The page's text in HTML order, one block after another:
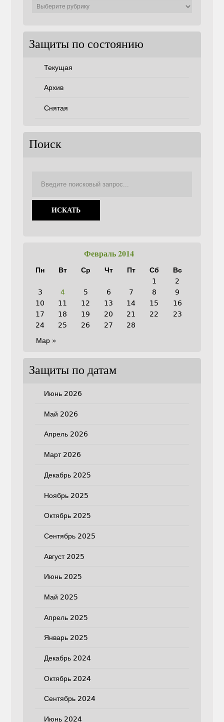
Защиты по состоянию
Текущая
Архив
Снятая
Поиск
Февраль 2014
Пн Вт Ср Чт Пт Сб
Вс
1
2
3
4 5 6 7 8
9
10
11 12 13 14 15
16
17
18 19 20 21 22
23
24
25 26 27
28
Мар »
Защиты по датам
Июнь 2026
Май 2026
Апрель 2026
Март 2026
Декабрь 2025
Ноябрь 2025
Октябрь 2025
Сентябрь 2025
Август 2025
Июнь 2025
Май 2025
Апрель 2025
Январь 2025
Декабрь 2024
Октябрь 2024
Сентябрь 2024
Июнь 2024